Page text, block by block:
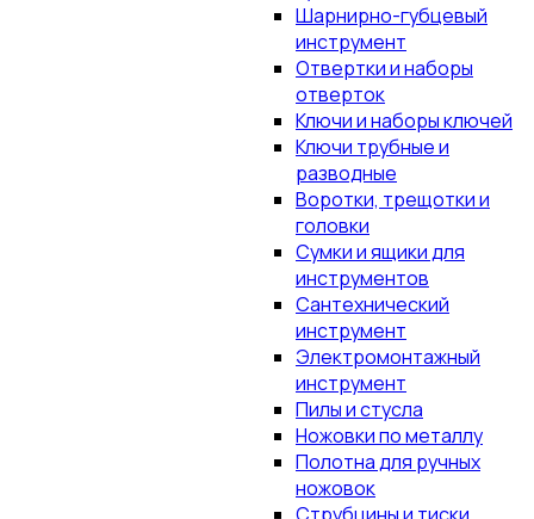
Шарнирно-губцевый
инструмент
Отвертки и наборы
отверток
Ключи и наборы ключей
Ключи трубные и
разводные
Воротки, трещотки и
головки
Сумки и ящики для
инструментов
Сантехнический
инструмент
Электромонтажный
инструмент
Пилы и стусла
Ножовки по металлу
Полотна для ручных
ножовок